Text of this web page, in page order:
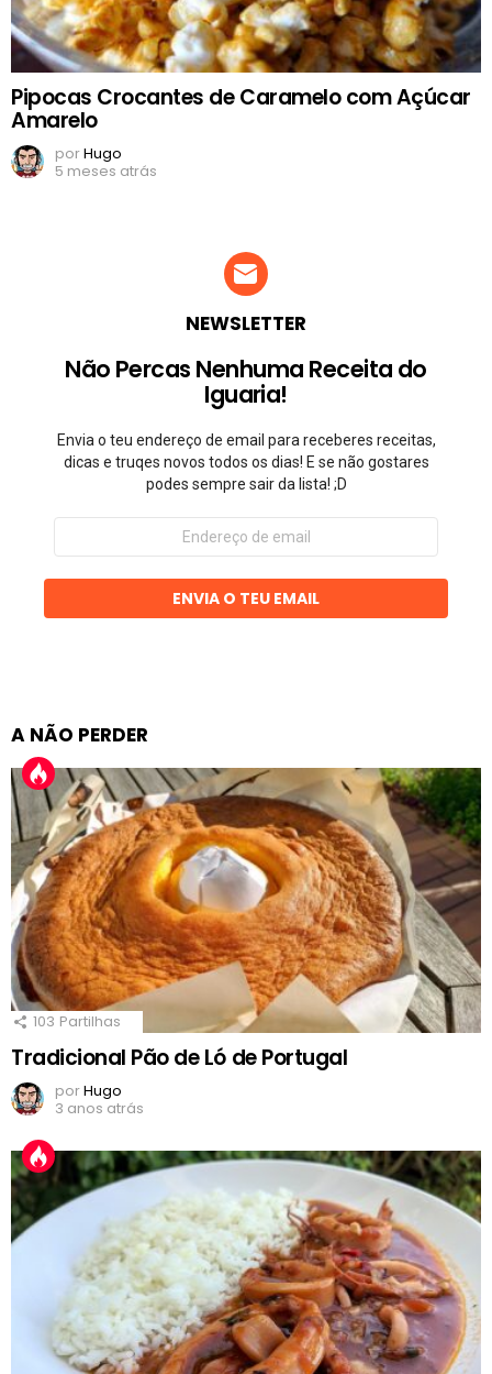
Pipocas Crocantes de Caramelo com Açúcar
Amarelo
porHugo
5 meses atrás
NEWSLETTER
Não Percas Nenhuma Receita do
Iguaria!
Envia o teu endereço de email para receberes receitas,
dicas e truqes novos todos os dias! E se não gostares
podes sempre sair da lista! ;D
Endereço
email
ENVIA O TEU EMAIL
A NÃO PERDER
103 Partilhas
Tradicional Pão de Ló de Portugal
porHugo
3 anos atrás